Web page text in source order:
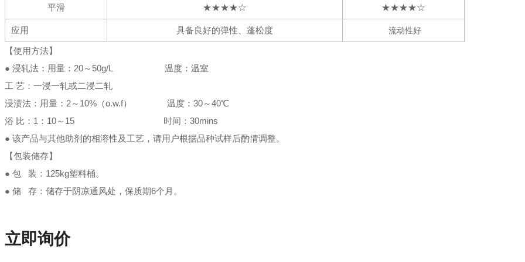
平滑 ★★★★☆ ★★★★☆
应用 具备良好的弹性、蓬松度 流动性好
【使用方法】
● 浸轧法：用量：20～50g/L 温度：温室
工 艺：一浸一轧或二浸二轧
浸渍法：用量：2～10%（o.w.f） 温度：30～40℃
浴 比：1：10～15 时间：30mins
● 该产品与其他助剂的相溶性及工艺，请用户根据品种试样后酌情调整。
【包装储存】
● 包 装：125kg塑料桶。
● 储 存：储存于阴凉通风处，保质期6个月。
立即询价